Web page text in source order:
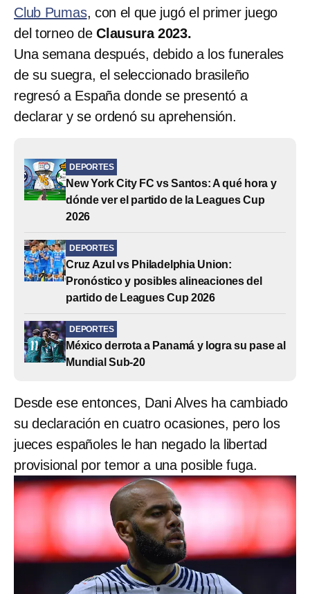
Club Pumas, con el que jugó el primer juego
del torneo deClausura 2023.
Una semana después, debido a los funerales
de su suegra, el seleccionado brasileño
regresó a España donde se presentó a
declarar y se ordenó su aprehensión.
DEPORTES
New York City FC vs Santos: A qué hora y
dónde ver el partido de la Leagues Cup
2026
DEPORTES
Cruz Azul vs Philadelphia Union:
Pronóstico y posibles alineaciones del
partido de Leagues Cup 2026
DEPORTES
México derrota a Panamá y logra su pase al
Mundial Sub-20
Desde ese entonces, Dani Alves ha cambiado
su declaración en cuatro ocasiones, pero los
jueces españoles le han negado la libertad
provisional por temor a una posible fuga.